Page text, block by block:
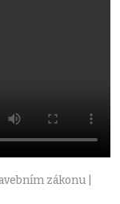
zákonu |